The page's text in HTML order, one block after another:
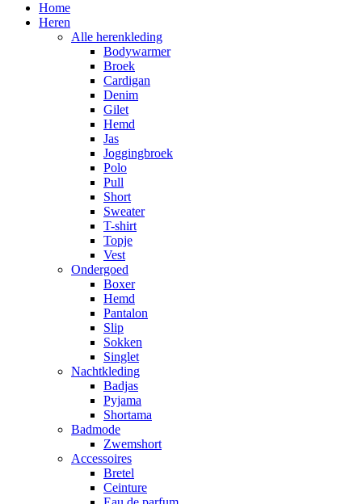
Home
Heren
Alle herenkleding
Bodywarmer
Broek
Cardigan
Denim
Gilet
Hemd
Jas
Joggingbroek
Polo
Pull
Short
Sweater
T-shirt
Topje
Vest
Ondergoed
Boxer
Hemd
Pantalon
Slip
Sokken
Singlet
Nachtkleding
Badjas
Pyjama
Shortama
Badmode
Zwemshort
Accessoires
Bretel
Ceinture